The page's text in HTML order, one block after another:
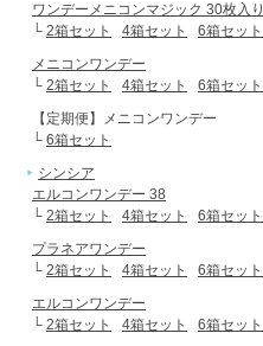
ワンデーメニコンマジック 30枚入り
└ 2箱セット 4箱セット 6箱セット
メニコンワンデー
└ 2箱セット 4箱セット 6箱セット
【定期便】メニコンワンデー
└ 6箱セット
シンシア
エルコンワンデー 38
└ 2箱セット 4箱セット 6箱セット
プラネアワンデー
└ 2箱セット 4箱セット 6箱セット
エルコンワンデー
└ 2箱セット 4箱セット 6箱セット